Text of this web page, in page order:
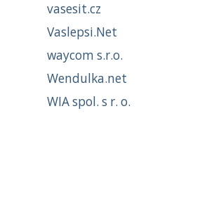
vasesit.cz
Vaslepsi.Net
waycom s.r.o.
Wendulka.net
WIA spol. s r. o.